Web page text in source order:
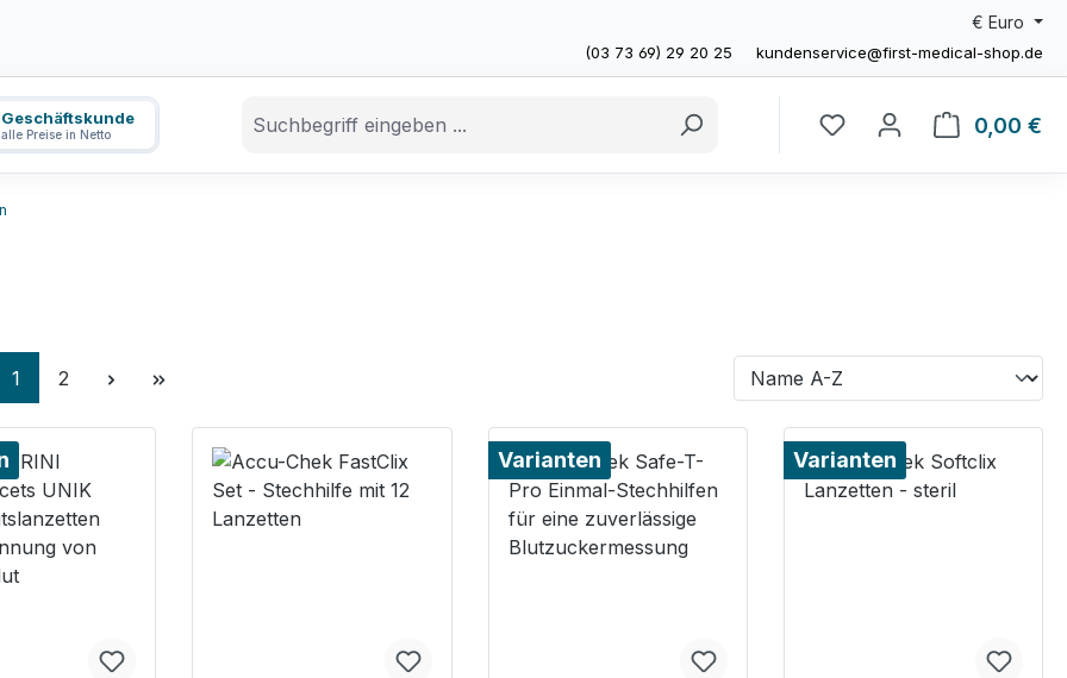
(03 73 69) 29 20 25 kundenservice@first-medical-shop.de
€ Euro
Geschäftskunde
alle Preise in Netto 0,00 €
Seite
1 Seite
2
Varianten Varianten